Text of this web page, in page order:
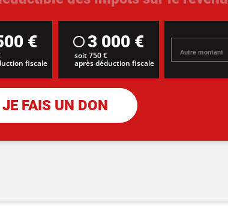
€
fiscale
3 000 €
soit 750 €
après déduction fiscale
JE FAIS UN DON